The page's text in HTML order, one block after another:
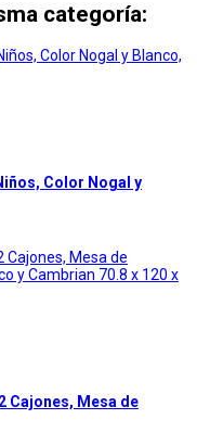
categoría:
Color Nogal y
Cajones, Mesa de